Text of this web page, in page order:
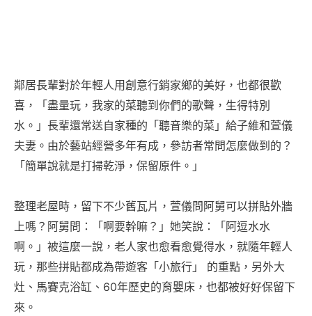
鄰居長輩對於年輕人用創意行銷家鄉的美好，也都很歡
喜，「盡量玩，我家的菜聽到你們的歌聲，生得特別
水。」長輩還常送自家種的「聽音樂的菜」給子維和萱儀
夫妻。由於藝站經營多年有成，參訪者常問怎麼做到的？
「簡單說就是打掃乾淨，保留原件。」
整理老屋時，留下不少舊瓦片，萱儀問阿舅可以拼貼外牆
上嗎？阿舅問：「啊要幹嘛？」她笑說：「阿逗水水
啊。」被這麼一說，老人家也愈看愈覺得水，就隨年輕人
玩，那些拼貼都成為帶遊客「小旅行」 的重點，另外大
灶、馬賽克浴缸、60年歷史的育嬰床，也都被好好保留下
來。